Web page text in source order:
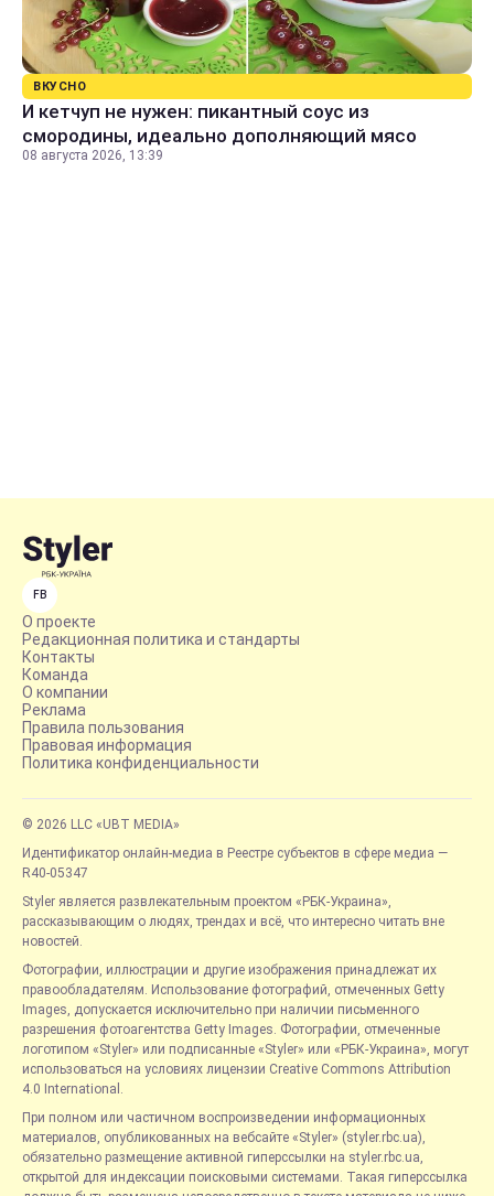
ВКУСНО
И кетчуп не нужен: пикантный соус из
смородины, идеально дополняющий мясо
08 августа 2026, 13:39
FB
О проекте
Редакционная политика и стандарты
Контакты
Команда
О компании
Реклама
Правила пользования
Правовая информация
Политика конфиденциальности
© 2026 LLC «UBT MEDIA»
Идентификатор онлайн-медиа в Реестре субъектов в сфере медиа —
R40-05347
Styler является развлекательным проектом «РБК-Украина»,
рассказывающим о людях, трендах и всё, что интересно читать вне
новостей.
Фотографии, иллюстрации и другие изображения принадлежат их
правообладателям. Использование фотографий, отмеченных Getty
Images, допускается исключительно при наличии письменного
разрешения фотоагентства Getty Images. Фотографии, отмеченные
логотипом «Styler» или подписанные «Styler» или «РБК-Украина», могут
использоваться на условиях лицензии Creative Commons Attribution
4.0 International.
При полном или частичном воспроизведении информационных
материалов, опубликованных на вебсайте «Styler» (styler.rbc.ua),
обязательно размещение активной гиперссылки на styler.rbc.ua,
открытой для индексации поисковыми системами. Такая гиперссылка